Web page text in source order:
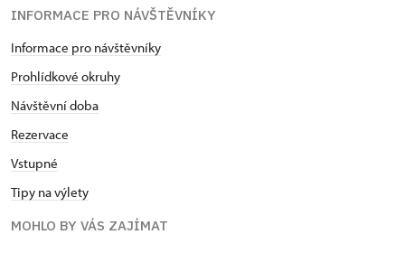
INFORMACE PRO NÁVŠTĚVNÍKY
Informace pro návštěvníky
Prohlídkové okruhy
Návštěvní doba
Rezervace
Vstupné
Tipy na výlety
MOHLO BY VÁS ZAJÍMAT